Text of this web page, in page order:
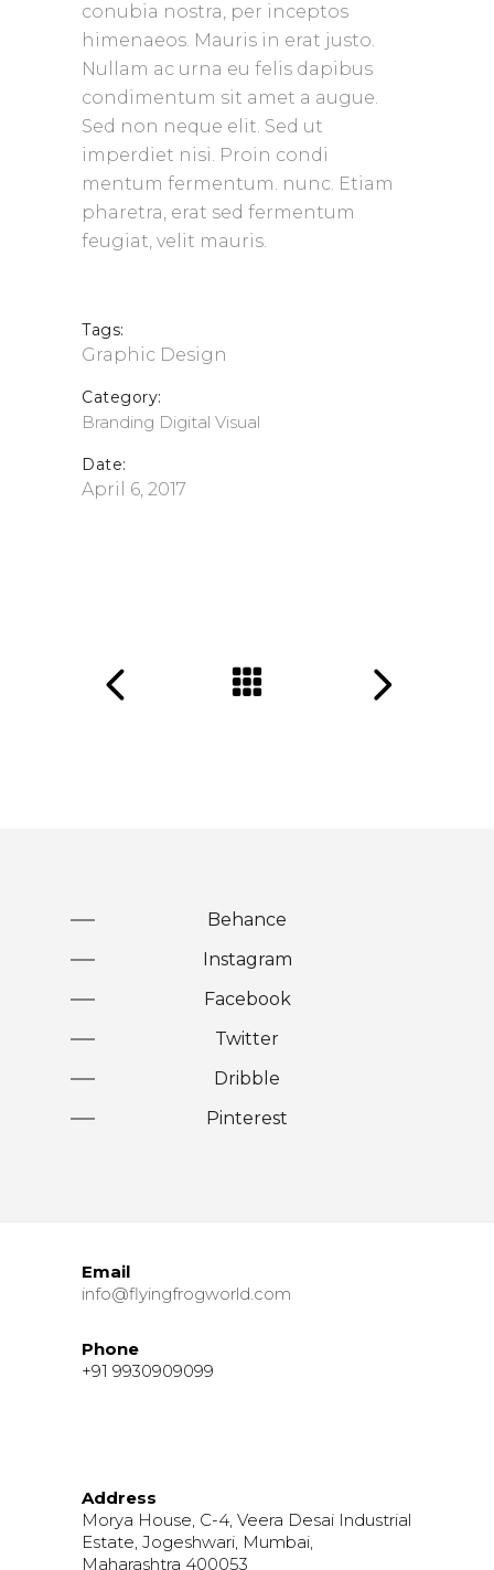
conubia nostra, per inceptos
himenaeos. Mauris in erat justo.
Nullam ac urna eu felis dapibus
condimentum sit amet a augue.
Sed non neque elit. Sed ut
imperdiet nisi. Proin condi
mentum fermentum. nunc. Etiam
pharetra, erat sed fermentum
feugiat, velit mauris.
Tags:
Graphic Design
Category:
Branding Digital Visual
Date:
April 6, 2017
Behance
Instagram
Facebook
Twitter
Dribble
Pinterest
Email
info@flyingfrogworld.com
Phone
+91 9930909099
Address
Morya House, C-4, Veera Desai Industrial
Estate, Jogeshwari, Mumbai,
Maharashtra 400053